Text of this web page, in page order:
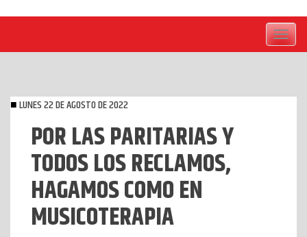
Toggle
LUNES 22 DE AGOSTO DE 2022
POR LAS PARITARIAS Y
TODOS LOS RECLAMOS,
HAGAMOS COMO EN
MUSICOTERAPIA